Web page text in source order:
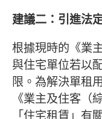
建議二：引進法
根據現時的《業
與住宅單位若以
限。為解決單租
《業主及住客（
「住宅租賃」有